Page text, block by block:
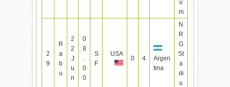
u
m
2
9
R
a
b
u
2
2
J
u
n
0
8
.
0
0
S
F
USA
0 4
Argen
tina
N
R
G
St
a
di
u